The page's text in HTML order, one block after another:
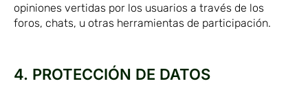
opiniones vertidas por los usuarios a través de los
foros, chats, u otras herramientas de participación.
4. PROTECCIÓN DE DATOS